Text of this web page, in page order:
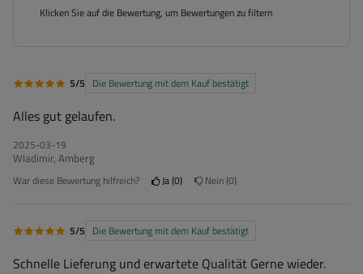
Klicken Sie auf die Bewertung, um Bewertungen zu filtern
5/5 Die Bewertung mit dem Kauf bestätigt
Alles gut gelaufen.
2025-03-19
Wladimir, Amberg
War diese Bewertung hilfreich? Ja 0 Nein 0
5/5 Die Bewertung mit dem Kauf bestätigt
Schnelle Lieferung und erwartete Qualität Gerne wieder.